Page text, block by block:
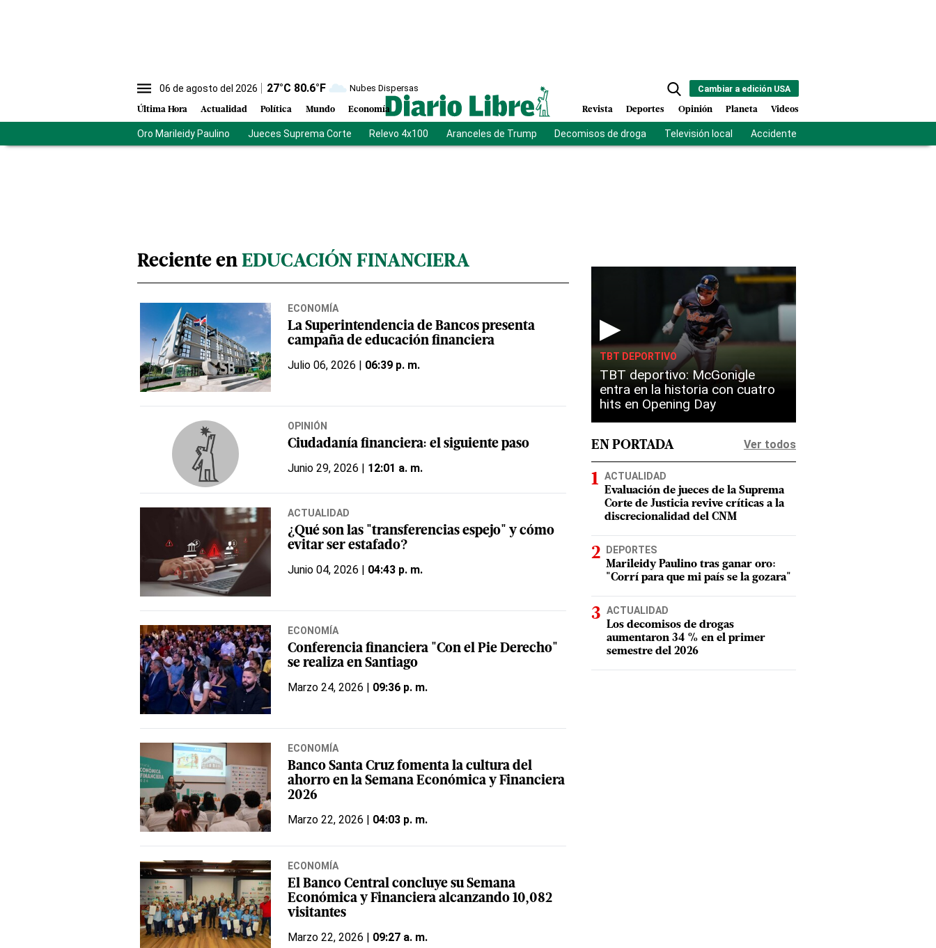
06 de agosto del 2026 27°C 80.6°F Nubes Dispersas
Última Hora Actualidad Política Mundo Economía
Cambiar a edición USA
Revista Deportes Opinión Planeta Videos
Oro Marileidy Paulino Jueces Suprema Corte Relevo 4x100 Aranceles de Trump Decomisos de droga Televisión local Accidente Los Ríos
Reciente en EDUCACIÓN FINANCIERA
ECONOMÍA
La Superintendencia de Bancos presenta
campaña de educación financiera
Julio 06, 2026 | 06:39 p. m.
OPINIÓN
Ciudadanía financiera: el siguiente paso
Junio 29, 2026 | 12:01 a. m.
ACTUALIDAD
¿Qué son las "transferencias espejo" y cómo
evitar ser estafado?
Junio 04, 2026 | 04:43 p. m.
ECONOMÍA
Conferencia financiera "Con el Pie Derecho"
se realiza en Santiago
Marzo 24, 2026 | 09:36 p. m.
ECONOMÍA
Banco Santa Cruz fomenta la cultura del
ahorro en la Semana Económica y Financiera
2026
Marzo 22, 2026 | 04:03 p. m.
ECONOMÍA
El Banco Central concluye su Semana
Económica y Financiera alcanzando 10,082
visitantes
Marzo 22, 2026 | 09:27 a. m.
▶
TBT DEPORTIVO
TBT deportivo: McGonigle
entra en la historia con cuatro
hits en Opening Day
EN PORTADA Ver todos
ACTUALIDAD
Evaluación de jueces de la Suprema
Corte de Justicia revive críticas a la
discrecionalidad del CNM
DEPORTES
Marileidy Paulino tras ganar oro:
"Corrí para que mi país se la gozara"
ACTUALIDAD
Los decomisos de drogas
aumentaron 34 % en el primer
semestre del 2026